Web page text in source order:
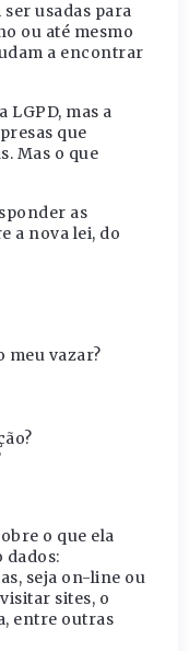
usadas para
ou até mesmo
a encontrar
mas a
que
Mas o que
as
a nova lei, do
meu vazar?
o que ela
dados:
seja on-line ou
sites, o
entre outras